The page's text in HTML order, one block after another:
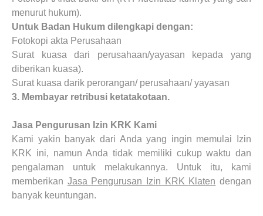
menurut hukum).
Untuk Badan Hukum dilengkapi dengan:
Fotokopi akta Perusahaan
Surat kuasa dari perusahaan/yayasan kepada yang
diberikan kuasa).
Surat kuasa darik perorangan/ perusahaan/ yayasan
3. Membayar retribusi ketatakotaan.
Jasa Pengurusan Izin KRK Kami
Kami yakin banyak dari Anda yang ingin memulai Izin
KRK ini, namun Anda tidak memiliki cukup waktu dan
pengalaman untuk melakukannya. Untuk itu, kami
memberikan Jasa Pengurusan Izin KRK Klaten dengan
banyak keuntungan.